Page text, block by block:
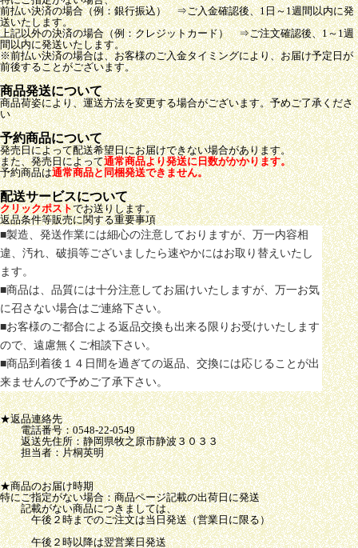
前払い決済の場合（例：銀行振込） ⇒ご入金確認後、1日～1週間以内に発
送いたします。
上記以外の決済の場合（例：クレジットカード） ⇒ご注文確認後、1～1週
間以内に発送いたします。
※前払い決済の場合は、お客様のご入金タイミングにより、お届け予定日が
前後することがございます。
商品発送について
商品荷姿により、運送方法を変更する場合がございます。予めご了承くださ
い
予約商品について
発売日によって配送希望日にお届けできない場合があります。
また、発売日によって通常商品より発送に日数がかかります。
予約商品は通常商品と同梱発送できません。
配送サービスについて
クリックポストでお送りします。
返品条件等販売に関する重要事項
■製造、発送作業には細心の注意しておりますが、万一内容相
違、汚れ、破損等ございましたら速やかにはお取り替えいたし
ます。
■商品は、品質には十分注意してお届けいたしますが、万一お気
に召さない場合はご連絡下さい。
■お客様のご都合による返品交換も出来る限りお受けいたします
ので、遠慮無くご相談下さい。
■商品到着後１４日間を過ぎての返品、交換には応じることが出
来ませんので予めご了承下さい。
★返品連絡先
電話番号：0548-22-0549
返送先住所：静岡県牧之原市静波３０３３
担当者：片桐英明
★商品のお届け時期
特にご指定がない場合：商品ページ記載の出荷日に発送
記載がない商品につきましては、
午後２時までのご注文は当日発送（営業日に限る）
午後２時以降は翌営業日発送